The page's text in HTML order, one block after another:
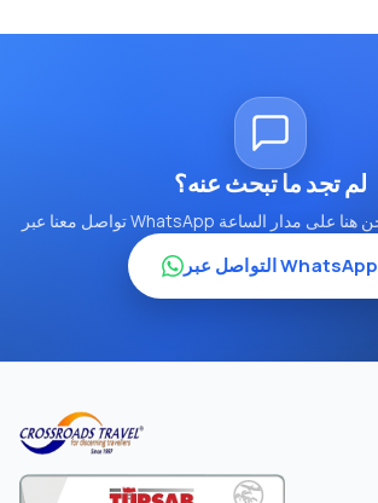
لم تجد ما تبحث عنه؟
التواصل عبر WhatsApp